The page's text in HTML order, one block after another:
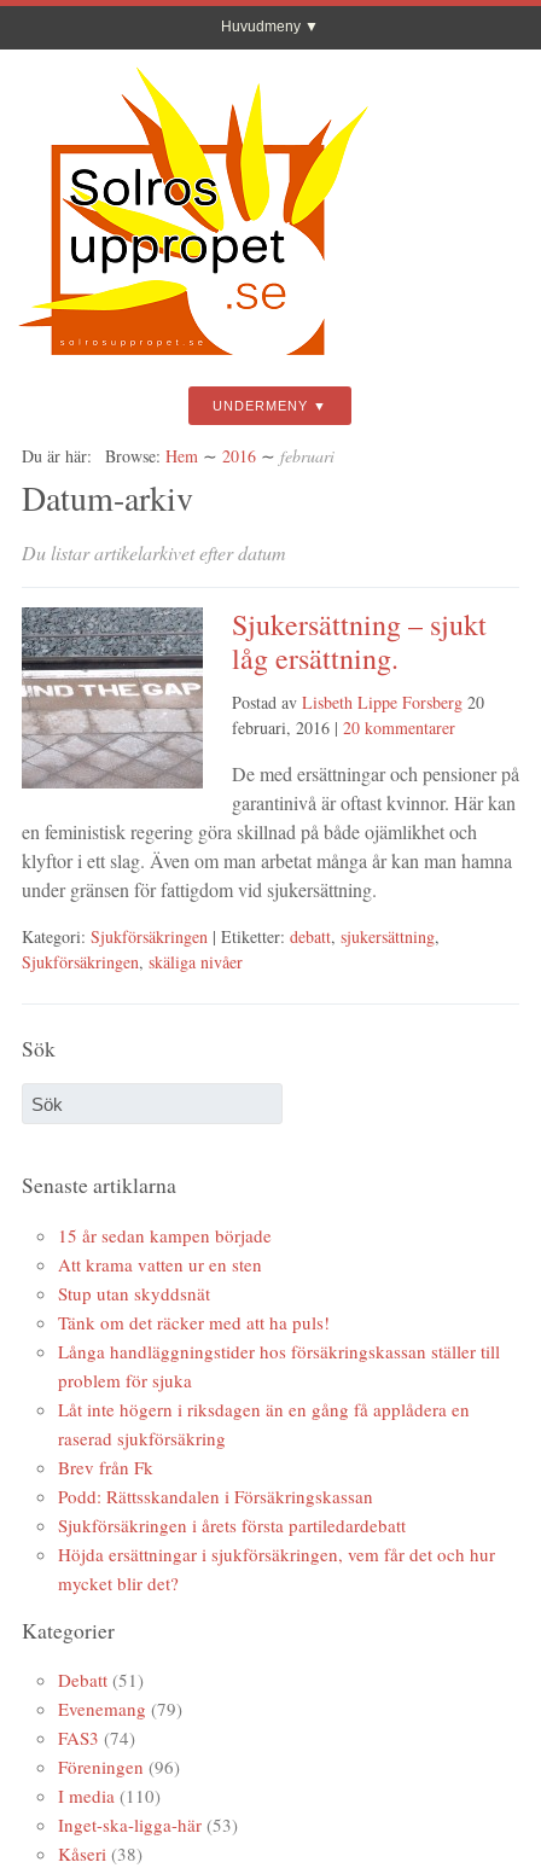
Huvudmeny
UNDERMENY
Du är här: Browse: Hem ∼ 2016 ∼ februari
Datum-arkiv
Du listar artikelarkivet efter datum
Sjukersättning – sjukt
låg ersättning.
Postad av Lisbeth Lippe Forsberg 20
februari, 2016| 20 kommentarer
De med ersättningar och pensioner på
garantinivå är oftast kvinnor. Här kan
en feministisk regering göra skillnad på både ojämlikhet och
klyftor i ett slag. Även om man arbetat många år kan man hamna
under gränsen för fattigdom vid sjukersättning.
Kategori: Sjukförsäkringen | Etiketter: debatt, sjukersättning,
Sjukförsäkringen, skäliga nivåer
Sök
Senaste artiklarna
15 år sedan kampen började
Att krama vatten ur en sten
Stup utan skyddsnät
Tänk om det räcker med att ha puls!
Långa handläggningstider hos försäkringskassan ställer till
problem för sjuka
Låt inte högern i riksdagen än en gång få applådera en
raserad sjukförsäkring
Brev från Fk
Podd: Rättsskandalen i Försäkringskassan
Sjukförsäkringen i årets första partiledardebatt
Höjda ersättningar i sjukförsäkringen, vem får det och hur
mycket blir det?
Kategorier
Debatt(51)
Evenemang (79)
FAS3 (74)
Föreningen (96)
I media(110)
Inget-ska-ligga-här(53)
Kåseri(38)